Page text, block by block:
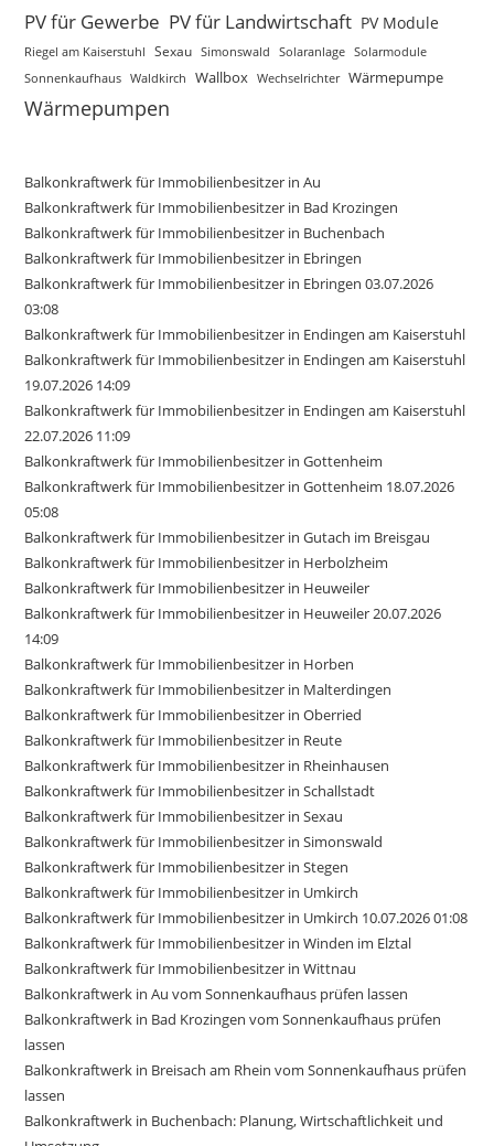
PV für Gewerbe PV für Landwirtschaft PV Module
Riegel am Kaiserstuhl Sexau Simonswald Solaranlage Solarmodule
Sonnenkaufhaus Waldkirch Wallbox Wechselrichter Wärmepumpe
Wärmepumpen
Balkonkraftwerk für Immobilienbesitzer in Au
Balkonkraftwerk für Immobilienbesitzer in Bad Krozingen
Balkonkraftwerk für Immobilienbesitzer in Buchenbach
Balkonkraftwerk für Immobilienbesitzer in Ebringen
Balkonkraftwerk für Immobilienbesitzer in Ebringen 03.07.2026
03:08
Balkonkraftwerk für Immobilienbesitzer in Endingen am Kaiserstuhl
Balkonkraftwerk für Immobilienbesitzer in Endingen am Kaiserstuhl
19.07.2026 14:09
Balkonkraftwerk für Immobilienbesitzer in Endingen am Kaiserstuhl
22.07.2026 11:09
Balkonkraftwerk für Immobilienbesitzer in Gottenheim
Balkonkraftwerk für Immobilienbesitzer in Gottenheim 18.07.2026
05:08
Balkonkraftwerk für Immobilienbesitzer in Gutach im Breisgau
Balkonkraftwerk für Immobilienbesitzer in Herbolzheim
Balkonkraftwerk für Immobilienbesitzer in Heuweiler
Balkonkraftwerk für Immobilienbesitzer in Heuweiler 20.07.2026
14:09
Balkonkraftwerk für Immobilienbesitzer in Horben
Balkonkraftwerk für Immobilienbesitzer in Malterdingen
Balkonkraftwerk für Immobilienbesitzer in Oberried
Balkonkraftwerk für Immobilienbesitzer in Reute
Balkonkraftwerk für Immobilienbesitzer in Rheinhausen
Balkonkraftwerk für Immobilienbesitzer in Schallstadt
Balkonkraftwerk für Immobilienbesitzer in Sexau
Balkonkraftwerk für Immobilienbesitzer in Simonswald
Balkonkraftwerk für Immobilienbesitzer in Stegen
Balkonkraftwerk für Immobilienbesitzer in Umkirch
Balkonkraftwerk für Immobilienbesitzer in Umkirch 10.07.2026 01:08
Balkonkraftwerk für Immobilienbesitzer in Winden im Elztal
Balkonkraftwerk für Immobilienbesitzer in Wittnau
Balkonkraftwerk in Au vom Sonnenkaufhaus prüfen lassen
Balkonkraftwerk in Bad Krozingen vom Sonnenkaufhaus prüfen
lassen
Balkonkraftwerk in Breisach am Rhein vom Sonnenkaufhaus prüfen
lassen
Balkonkraftwerk in Buchenbach: Planung, Wirtschaftlichkeit und